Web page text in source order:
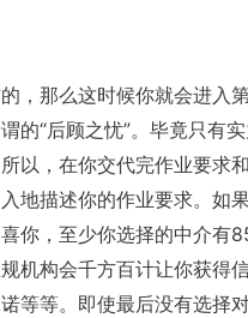
，那么这时候你就会进入
的“后顾之忧”。毕竟只有
以，在你交代完作业要求
地描述你的作业要求。如
你，至少你选择的中介有
机构会千方百计让你获得
等等。即使最后没有选择